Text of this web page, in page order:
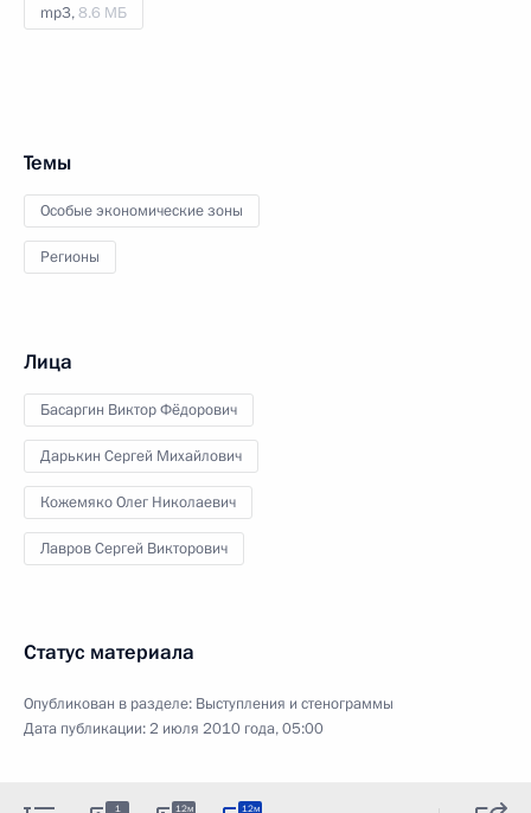
mp3,8.6 МБ
Темы
Особые экономические зоны
Регионы
Лица
Басаргин Виктор Фёдорович
Дарькин Сергей Михайлович
Кожемяко Олег Николаевич
Лавров Сергей Викторович
Статус материала
Опубликован в разделе: Выступления и стенограммы
Дата публикации:2 июля 2010 года, 05:00
1 12м 12м